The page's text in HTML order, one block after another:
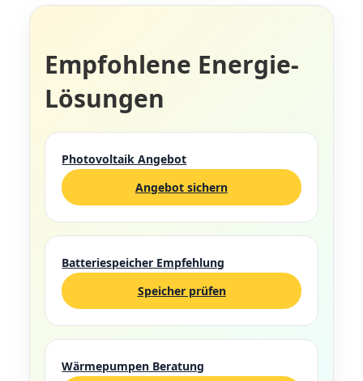
Empfohlene Energie-
Lösungen
Photovoltaik Angebot
Angebot sichern
Batteriespeicher Empfehlung
Speicher prüfen
Wärmepumpen Beratung